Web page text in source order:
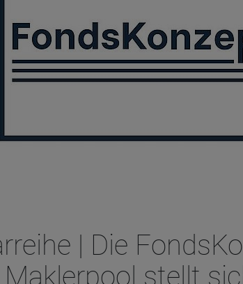
| Die
stellt